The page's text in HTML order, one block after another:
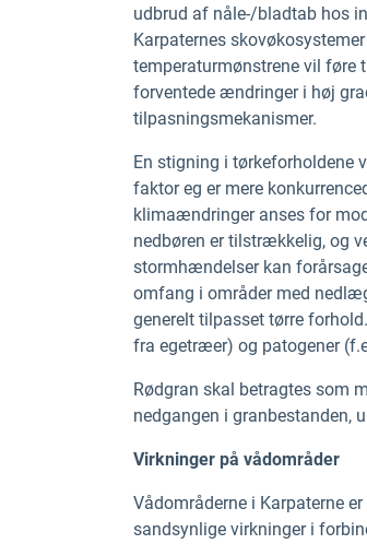
udbrud af nåle-/bladtab hos
Karpaternes
temperaturmønstrene vil føre
forventede ændringer i høj
tilpasningsmekanismer.
En stigning i tørkeforholdene
faktor eg er mere
klimaændringer anses for
nedbøren er tilstrækkelig, og
stormhændelser kan
omfang i områder med
generelt tilpasset tørre
fra egetræer) og patogener
Rødgran skal betragtes som
nedgangen i granbestanden,
Virkninger på vådområder
Vådområderne i Karpaterne
sandsynlige virkninger i